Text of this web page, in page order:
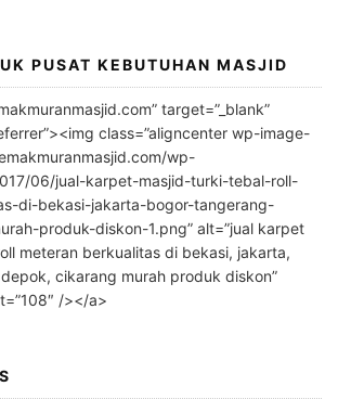
PUSAT KEBUTUHAN MASJID
target=”_blank”
class=”aligncenter wp-image-
wp-
06/jual-karpet-masjid-turki-tebal-roll-
di-bekasi-jakarta-bogor-tangerang-
produk-diskon-1.png” alt=”jual karpet
meteran berkualitas di bekasi, jakarta,
cikarang murah produk diskon”
/></a>